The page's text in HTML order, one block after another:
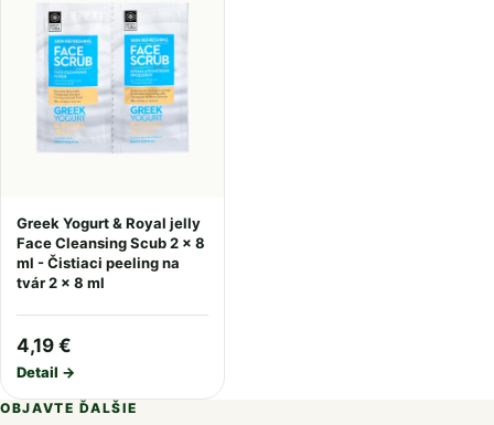
Greek Yogurt & Royal jelly
Face Cleansing Scub 2 x 8
ml - Čistiaci peeling na
tvár 2 x 8 ml
4,19 €
Detail →
OBJAVTE ĎALŠIE